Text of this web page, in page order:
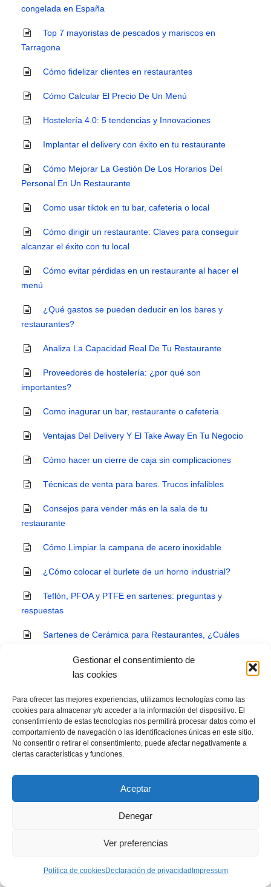
Gestionar el consentimiento de
las cookies
Para ofrecer las mejores experiencias, utilizamos tecnologías como las
cookies para almacenar y/o acceder a la información del dispositivo. El
consentimiento de estas tecnologías nos permitirá procesar datos como el
comportamiento de navegación o las identificaciones únicas en este sitio.
No consentir o retirar el consentimiento, puede afectar negativamente a
ciertas características y funciones.
Aceptar
Denegar
Ver preferencias
Política de cookiesDeclaración de privacidad Impressum
congelada en España
Top 7 mayoristas de pescados y mariscos en
Tarragona
Cómo fidelizar clientes en restaurantes
Cómo Calcular El Precio De Un Menú
Hostelería 4.0: 5 tendencias y Innovaciones
Implantar el delivery con éxito en tu restaurante
Cómo Mejorar La Gestión De Los Horarios Del
Personal En Un Restaurante
Como usar tiktok en tu bar, cafeteria o local
Cómo dirigir un restaurante: Claves para conseguir
alcanzar el éxito con tu local
Cómo evitar pérdidas en un restaurante al hacer el
menú
¿Qué gastos se pueden deducir en los bares y
restaurantes?
Analiza La Capacidad Real De Tu Restaurante
Proveedores de hostelería: ¿por qué son
importantes?
Como inagurar un bar, restaurante o cafeteria
Ventajas Del Delivery Y El Take Away En Tu Negocio
Cómo hacer un cierre de caja sin complicaciones
Técnicas de venta para bares. Trucos infalibles
Consejos para vender más en la sala de tu
restaurante
Cómo Limpiar la campana de acero inoxidable
¿Cómo colocar el burlete de un horno industrial?
Teflón, PFOA y PTFE en sartenes: preguntas y
respuestas
Sartenes de Cerámica para Restaurantes, ¿Cuáles
Too Good To Go, la solución para el desperdicio
Freidora de aire industrial: cocinar sin aceite es más
saludable
¿Qué es el coste de captación de huéspedes en un
Acrilamida: ¿qué es y por qué interesa al sector
HORECA?
¿puedo hacer mayonesa en mi restaurante?